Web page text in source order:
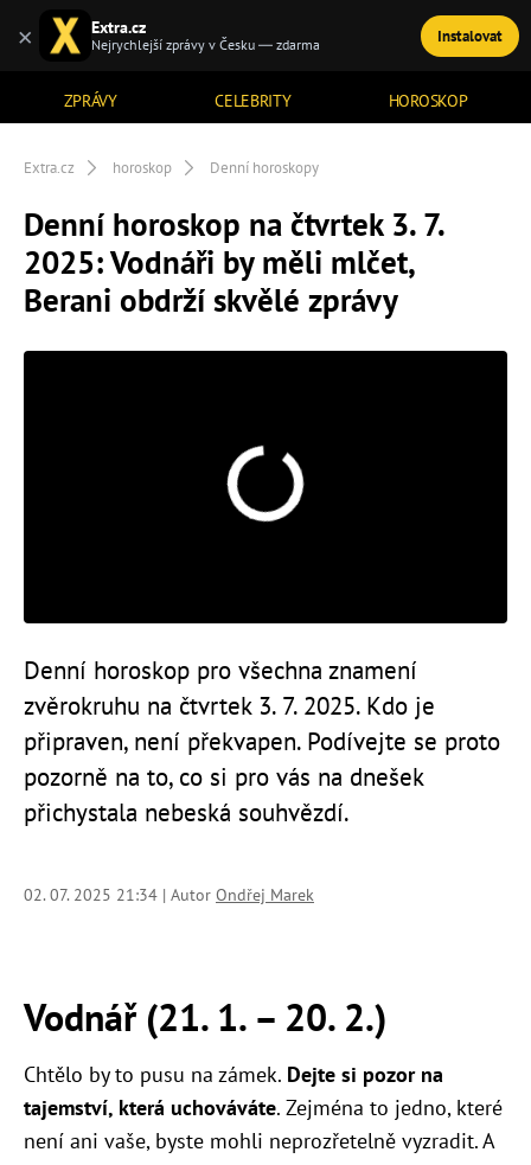
ZPRÁVY CELEBRITY HOROSKOP
TÉMATA
Extra.cz horoskop Denní horoskopy
Denní horoskop na čtvrtek 3. 7.
2025: Vodnáři by měli mlčet,
Berani obdrží skvělé zprávy
Denní horoskop pro všechna znamení
zvěrokruhu na čtvrtek 3. 7. 2025. Kdo je
připraven, není překvapen. Podívejte se proto
pozorně na to, co si pro vás na dnešek
přichystala nebeská souhvězdí.
02. 07. 2025 21:34 | Autor Ondřej Marek
Vodnář (21. 1. – 20. 2.)
Chtělo by to pusu na zámek. Dejte si pozor na
tajemství, která uchováváte. Zejména to jedno, které
není ani vaše, byste mohli neprozřetelně vyzradit. A
× Extra.cz
Nejrychlejší zprávy v Česku — zdarma Instalovat